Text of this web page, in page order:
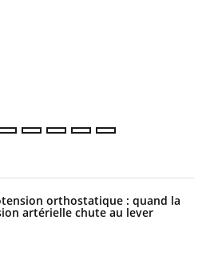
orthostatique : quand la
artérielle chute au lever